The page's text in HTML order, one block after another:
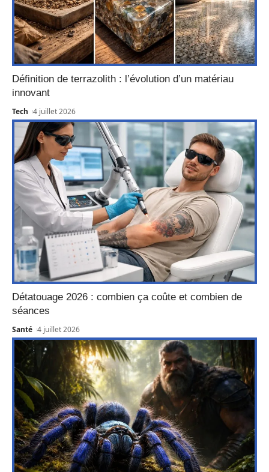
Définition de terrazolith : l’évolution d’un matériau
innovant
Tech 4 juillet 2026
Détatouage 2026 : combien ça coûte et combien de
séances
Santé 4 juillet 2026